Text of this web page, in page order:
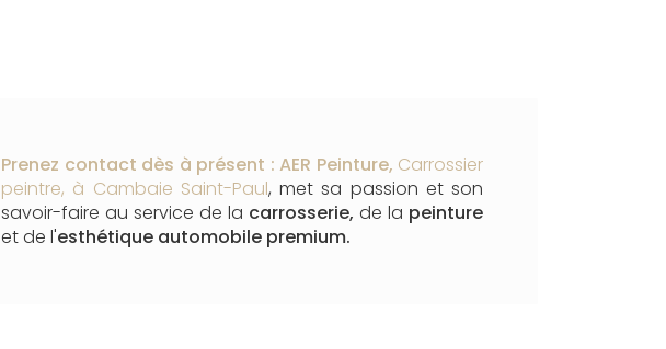
Prenez contact dès à présent : AER Peinture, Carrossier
peintre, à Cambaie Saint-Paul, met sa passion et son
savoir-faire au service de la carrosserie, de la peinture
et de l'esthétique automobile premium.